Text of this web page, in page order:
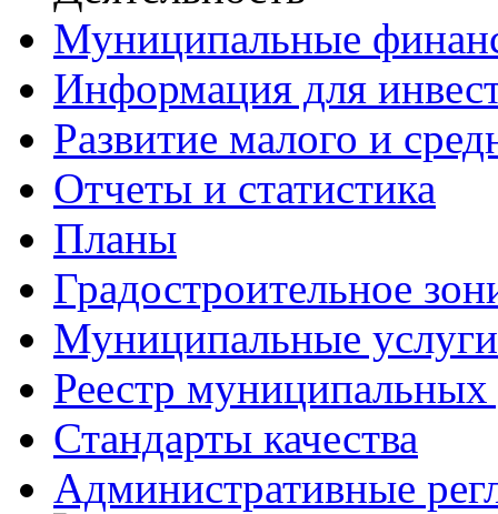
Муниципальные
Информация для
Развитие малого и
Отчеты и статистика
Планы
Градостроительное
Муниципальные услуги
Реестр муниципальных
Стандарты качества
Административные